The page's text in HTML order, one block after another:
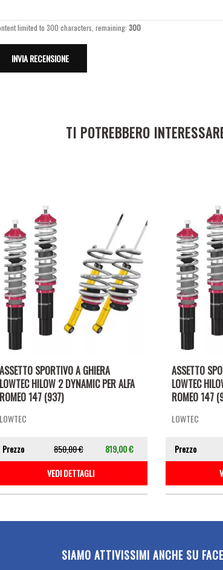
limited to 300 characters, remaining: 300
TI POTREBBERO
ASSETTO SPORTIVO A GHIERA
LOWTEC HILOW 2 DYNAMIC PER ALFA
ROMEO 147 (937)
LOWTEC
Prezzo 850,00 €
819,00 €
VEDI DETTAGLI
ASSETTO
LOWTEC
ROMEO 147
LOWTEC
Prezzo
SIAMO ATTIVISSIMI ANCHE SU